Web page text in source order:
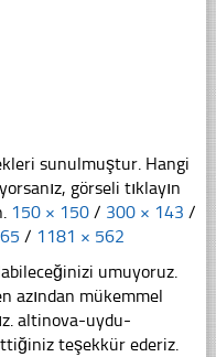
sunulmuştur. Hangi
görseli tıklayın
150 × 150 / 300 × 143 /
/ 1181 × 562
umuyoruz.
azından mükemmel
altinova-uydu-
teşekkür ederiz.